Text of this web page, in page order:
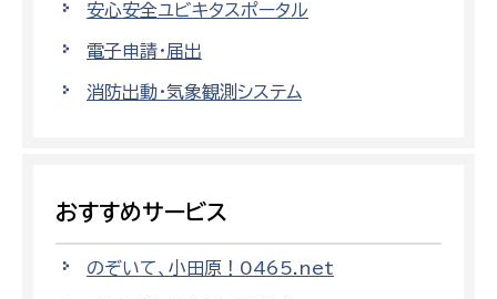
安心安全ユビキタスポータル
電子申請・届出
消防出動・気象観測システム
おすすめサービス
のぞいて、小田原！0465.net